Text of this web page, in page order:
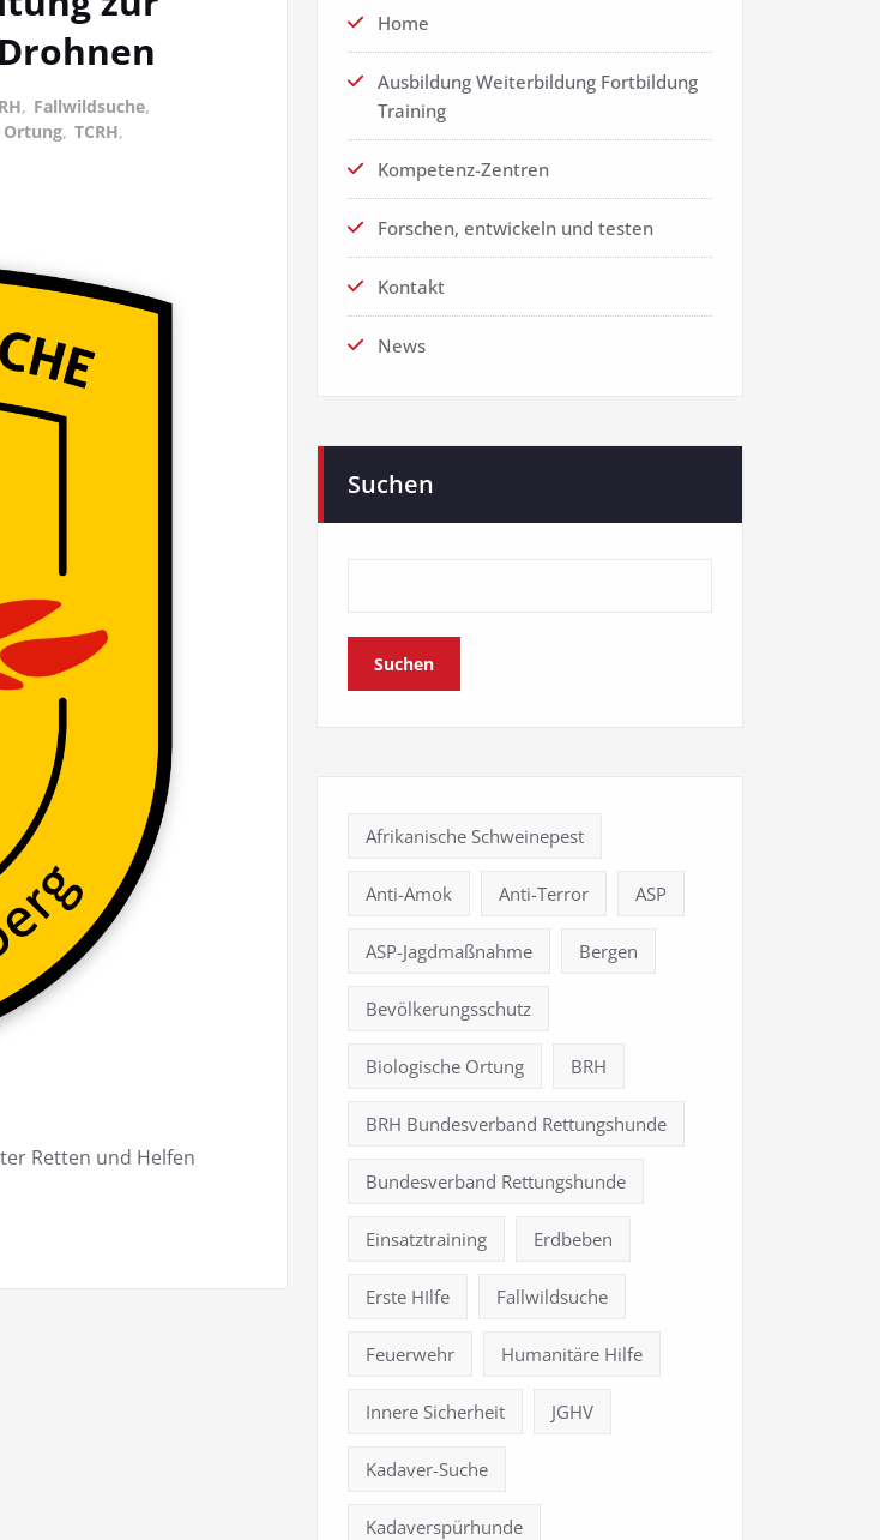
, Fallwildsuche,
Ortung, TCRH,
Retten und Helfen
Home
Ausbildung Weiterbildung Fortbildung
Training
Kompetenz-Zentren
Forschen, entwickeln und testen
Kontakt
News
Suchen
Suchen
Afrikanische Schweinepest
Anti-Amok Anti-Terror ASP
ASP-Jagdmaßnahme Bergen
Bevölkerungsschutz
Biologische Ortung BRH
BRH Bundesverband Rettungshunde
Bundesverband Rettungshunde
Einsatztraining Erdbeben
Erste HIlfe Fallwildsuche
Feuerwehr Humanitäre Hilfe
Innere Sicherheit JGHV
Kadaver-Suche
Kadaverspürhunde